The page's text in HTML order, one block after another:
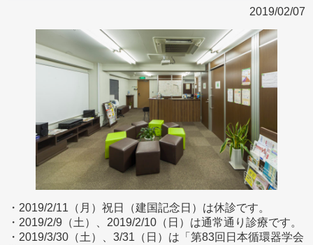
2019/02/07
・2019/2/11（月）祝日（建国記念日）は休診です。
・2019/2/9（土）、2019/2/10（日）は通常通り診療です。
・2019/3/30（土）、3/31（日）は「第83回日本循環器学会